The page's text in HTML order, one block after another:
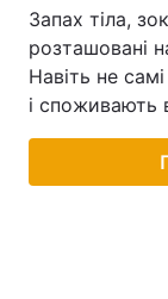
Запах тіла,
розташовані
Навіть не
і споживають